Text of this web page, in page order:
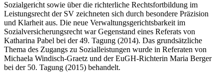
Sozialgericht sowie über die richterliche Rechtsfortbildung im
Leistungsrecht der SV zeichneten sich durch besondere Präzision
und Klarheit aus. Die neue Verwaltungsgerichtsbarkeit im
Sozialversicherungsrecht war Gegenstand eines Referats von
Katharina Pabel bei der 49. Tagung (2014). Das grundsätzliche
Thema des Zugangs zu Sozialleistungen wurde in Referaten von
Michaela Windisch-Graetz und der EuGH-Richterin Maria Berger
bei der 50. Tagung (2015) behandelt.